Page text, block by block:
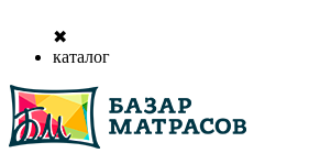
✖
каталог